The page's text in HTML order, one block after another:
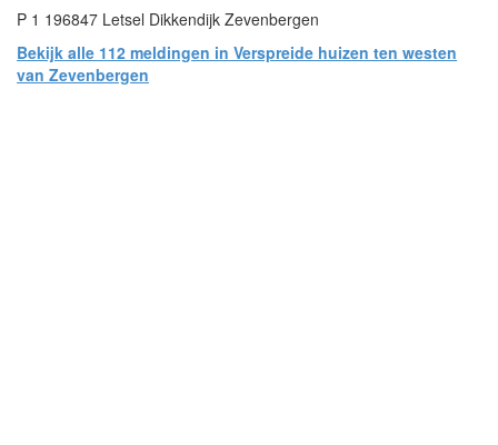
P 1 196847 Letsel Dikkendijk Zevenbergen
Bekijk alle 112 meldingen in Verspreide huizen ten westen
van Zevenbergen